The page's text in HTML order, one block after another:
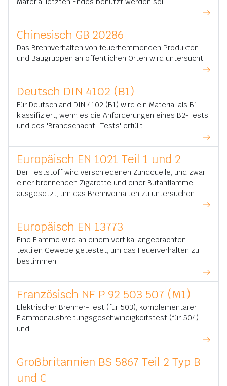
Chinesisch GB 20286
Das Brennverhalten von feuerhemmenden Produkten
und Baugruppen an öffentlichen Orten wird untersucht.
Deutsch DIN 4102 (B1)
Für Deutschland DIN 4102 (B1) wird ein Material als B1
klassifiziert, wenn es die Anforderungen eines B2-Tests
und des 'Brandschacht'-Tests' erfüllt.
Europäisch EN 1021 Teil 1 und 2
Der Teststoff wird verschiedenen Zündquelle, und zwar
einer brennenden Zigarette und einer Butanflamme,
ausgesetzt, um das Brennverhalten zu untersuchen.
Europäisch EN 13773
Eine Flamme wird an einem vertikal angebrachten
textilen Gewebe getestet, um das Feuerverhalten zu
bestimmen.
Französisch NF P 92 503 507 (M1)
Elektrischer Brenner-Test (für 503), komplementärer
Flammenausbreitungsgeschwindigkeitstest (für 504)
und
Großbritannien BS 5867 Teil 2 Typ B
und C